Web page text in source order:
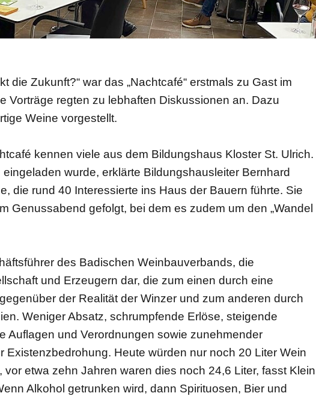
die Zukunft?“ war das „Nachtcafé“ erstmals zu Gast im
Vorträge regten zu lebhaften Diskussionen an. Dazu
Weine vorgestellt.
kennen viele aus dem Bildungshaus Kloster St. Ulrich.
wurde, erklärte Bildungshausleiter Bernhard
die rund 40 Interessierte ins Haus der Bauern führte. Sie
Genussabend gefolgt, bei dem es zudem um den „Wandel
des Badischen Weinbauverbands, die
und Erzeugern dar, die zum einen durch eine
der Realität der Winzer und zum anderen durch
Weniger Absatz, schrumpfende Erlöse, steigende
Auflagen und Verordnungen sowie zunehmender
Existenzbedrohung. Heute würden nur noch 20 Liter Wein
etwa zehn Jahren waren dies noch 24,6 Liter, fasst Klein
Alkohol getrunken wird, dann Spirituosen, Bier und